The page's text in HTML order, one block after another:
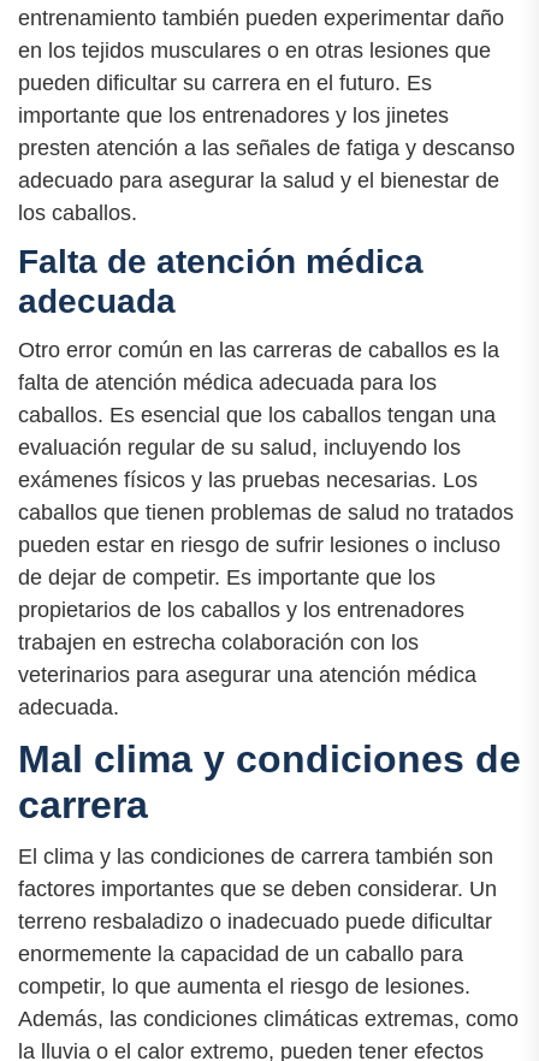
entrenamiento también pueden experimentar daño
en los tejidos musculares o en otras lesiones que
pueden dificultar su carrera en el futuro. Es
importante que los entrenadores y los jinetes
presten atención a las señales de fatiga y descanso
adecuado para asegurar la salud y el bienestar de
los caballos.
Falta de atención médica
adecuada
Otro error común en las carreras de caballos es la
falta de atención médica adecuada para los
caballos. Es esencial que los caballos tengan una
evaluación regular de su salud, incluyendo los
exámenes físicos y las pruebas necesarias. Los
caballos que tienen problemas de salud no tratados
pueden estar en riesgo de sufrir lesiones o incluso
de dejar de competir. Es importante que los
propietarios de los caballos y los entrenadores
trabajen en estrecha colaboración con los
veterinarios para asegurar una atención médica
adecuada.
Mal clima y condiciones de
carrera
El clima y las condiciones de carrera también son
factores importantes que se deben considerar. Un
terreno resbaladizo o inadecuado puede dificultar
enormemente la capacidad de un caballo para
competir, lo que aumenta el riesgo de lesiones.
Además, las condiciones climáticas extremas, como
la lluvia o el calor extremo, pueden tener efectos